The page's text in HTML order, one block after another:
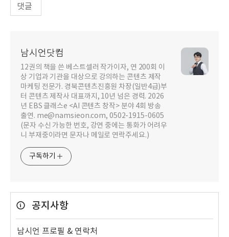
댓글
남시언닷컴
12권의 책을 쓴 베스트셀러 작가이자, 연 200회 이
상 기업과 기관을 대상으로 강의하는 콘텐츠 제작
마케팅 전문가. 경북콘텐츠진흥원 차장(일반4급)부
터 콘텐츠 제작사 대표까지, 10년 넘은 경력. 2026
년 EBS 클래스e <AI 콘텐츠 창작> 분야 4회 방송
출연. me@namsieon.com, 0502-1915-0605
(문자 수신 가능한 번호, 강연 중에는 통화가 어려우
니 부재중이라면 문자나 메일로 연락주세요.)
구독하기
공지사항
남시언 프로필 & 연락처